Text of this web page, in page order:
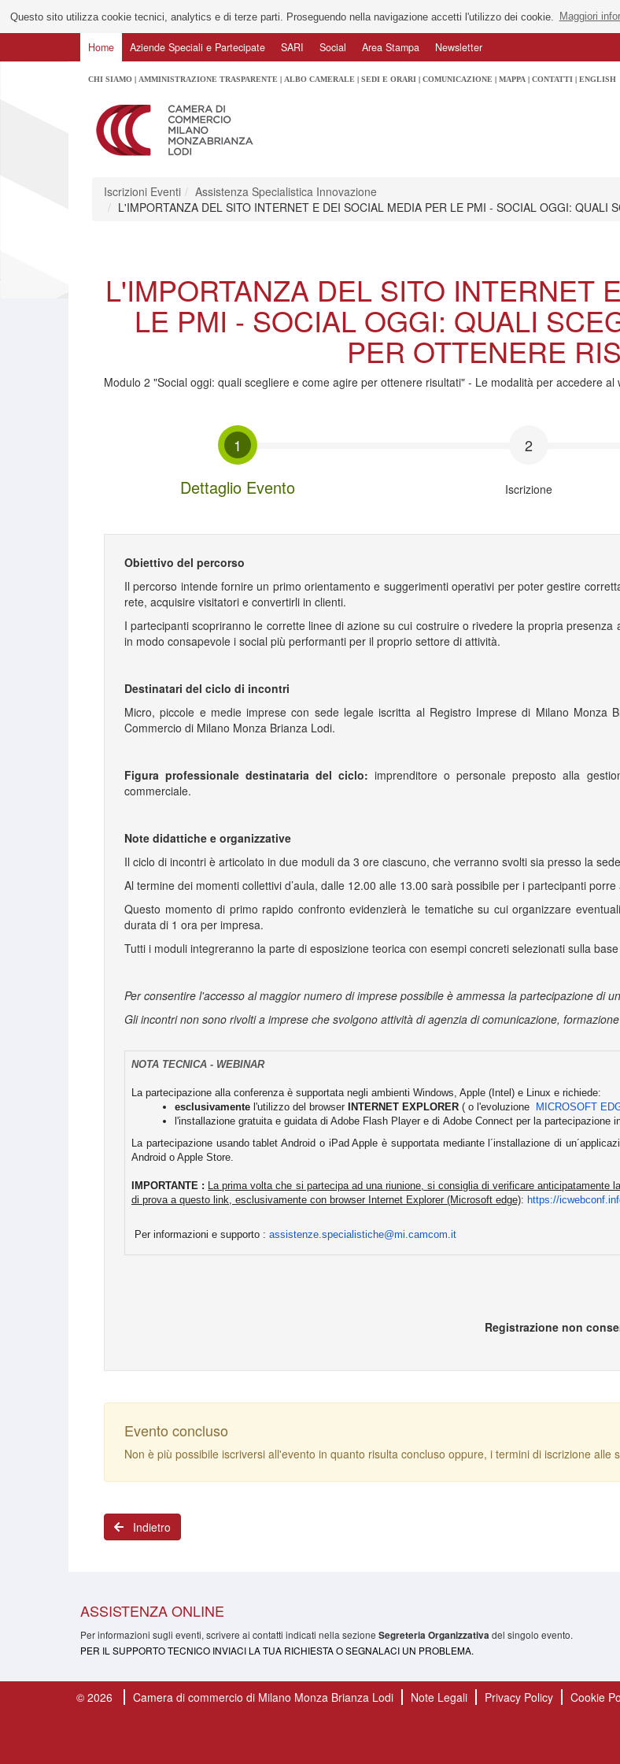
Questo sito utilizza cookie tecnici, analytics e di terze parti. Proseguendo nella navigazione accetti l'utilizzo dei cookie. Maggiori
Home Aziende Speciali e Partecipate SARI Social Area Stampa Newsletter
CHI SIAMO AMMINISTRAZIONE TRASPARENTE ALBO CAMERALE SEDI E ORARI COMUNICAZIONE MAPPA CONTATTI ENGLISH
Iscrizioni Eventi
Assistenza Specialistica Innovazione
L'IMPORTANZA DEL SITO INTERNET E DEI SOCIAL MEDIA PER LE PMI - SOCIAL OGGI: QUALI
L'IMPORTANZA DEL SITO INTERNET
LE PMI - SOCIAL OGGI: QUALI
PER OTTENERE
Modulo 2 "Social oggi: quali scegliere e come agire per ottenere risultati" - Le modalità per accedere
1
Dettaglio Evento
2
Iscrizione
Obiettivo del percorso
Il percorso intende fornire un primo orientamento e suggerimenti operativi per poter gestire
rete, acquisire visitatori e convertirli in clienti.
I partecipanti scopriranno le corrette linee di azione su cui costruire o rivedere la propria
in modo consapevole i social più performanti per il proprio settore di attività.
Destinatari del ciclo di incontri
Micro, piccole e medie imprese con sede legale iscritta al Registro Imprese di Milano Monza
Commercio di Milano Monza Brianza Lodi.
Figura professionale destinataria del ciclo: imprenditore o personale preposto alla
commerciale.
Note didattiche e organizzative
Il ciclo di incontri è articolato in due moduli da 3 ore ciascuno, che verranno svolti sia presso la
Al termine dei momenti collettivi d’aula, dalle 12.00 alle 13.00 sarà possibile per i partecipanti
Questo momento di primo rapido confronto evidenzierà le tematiche su cui organizzare
durata di 1 ora per impresa.
Tutti i moduli integreranno la parte di esposizione teorica con esempi concreti selezionati sulla
Per consentire l'accesso al maggior numero di imprese possibile è ammessa la partecipazione di
Gli incontri non sono rivolti a imprese che svolgono attività di agenzia di comunicazione,
NOTA TECNICA - WEBINAR
La partecipazione alla conferenza è supportata negli ambienti Windows, Apple (Intel) e Linux e richiede:
esclusivamente l'utilizzo del browser INTERNET EXPLORER ( o l'evoluzione MICROSOFT
l'installazione gratuita e guidata di Adobe Flash Player e di Adobe Connect per la partecipazione
La partecipazione usando tablet Android o iPad Apple è supportata mediante l´installazione di
Android o Apple Store.
IMPORTANTE : La prima volta che si partecipa ad una riunione, si consiglia di verificare anticipatamente
di prova a questo link, esclusivamente con browser Internet Explorer (Microsoft edge): https://icwebconf.
Per informazioni e supporto : assistenze.specialistiche@mi.camcom.it
Registrazione non
Evento concluso
Non è più possibile iscriversi all'evento in quanto risulta concluso oppure, i termini di iscrizione alle
Indietro
ASSISTENZA ONLINE
Per informazioni sugli eventi, scrivere ai contatti indicati nella sezione Segreteria Organizzativa del singolo evento.
PER IL SUPPORTO TECNICO INVIACI LA TUA RICHIESTA O SEGNALACI UN PROBLEMA.
© 2026 Camera di commercio di Milano Monza Brianza Lodi Note Legali Privacy Policy Cookie